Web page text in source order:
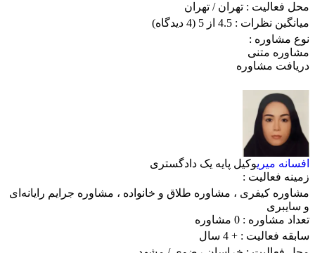
محل فعالیت : تهران/ تهران
میانگین نظرات : 4.5 از 5
(4 دیدگاه)
نوع مشاوره :
مشاوره متنی
دریافت مشاوره
افسانه میریوکیل پایه یک دادگستری
زمینه فعالیت :
مشاوره کیفری ، مشاوره طلاق و خانواده ، مشاوره جرایم رایانه‌ای
و سایبری
تعداد مشاوره : 0 مشاوره
سابقه فعالیت : + 4 سال